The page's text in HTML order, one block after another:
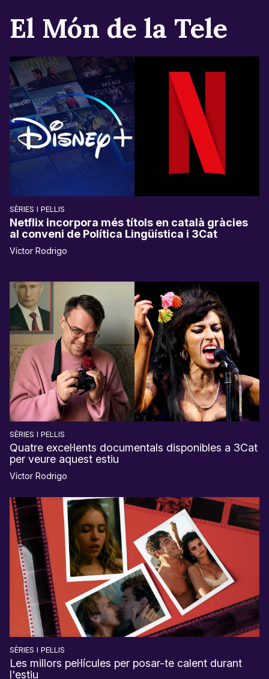
El Món de la Tele
SÈRIES I PEL·LIS
Netflix incorpora més títols en català gràcies
al conveni de Política Lingüística i 3Cat
Víctor Rodrigo
SÈRIES I PEL·LIS
Quatre excel·lents documentals disponibles a 3Cat
per veure aquest estiu
Víctor Rodrigo
SÈRIES I PEL·LIS
Les millors pel·lícules per posar-te calent durant
l'estiu